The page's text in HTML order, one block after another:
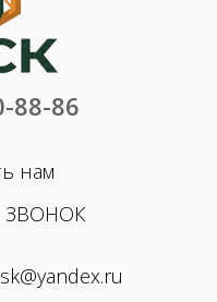
88-86
нам
ЗВОНОК